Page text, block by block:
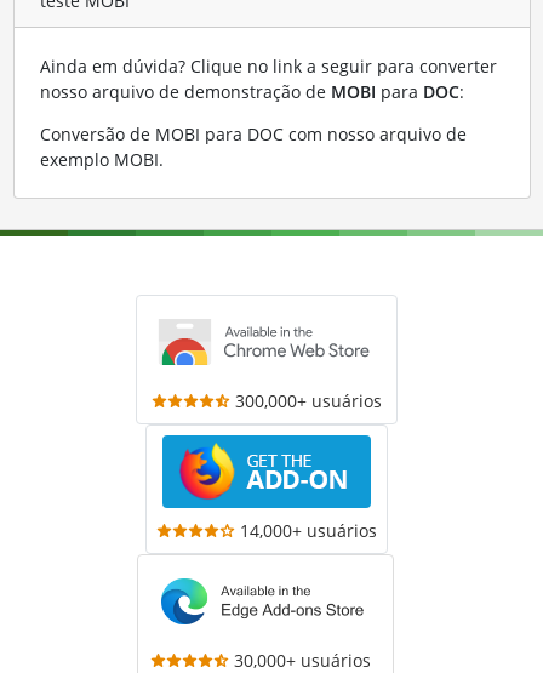
Ainda em dúvida? Clique no link a seguir para converter
nosso arquivo de demonstração de MOBI para DOC:
Conversão de MOBI para DOC com nosso arquivo de
exemplo MOBI.
300,000+ usuários
14,000+ usuários
30,000+ usuários